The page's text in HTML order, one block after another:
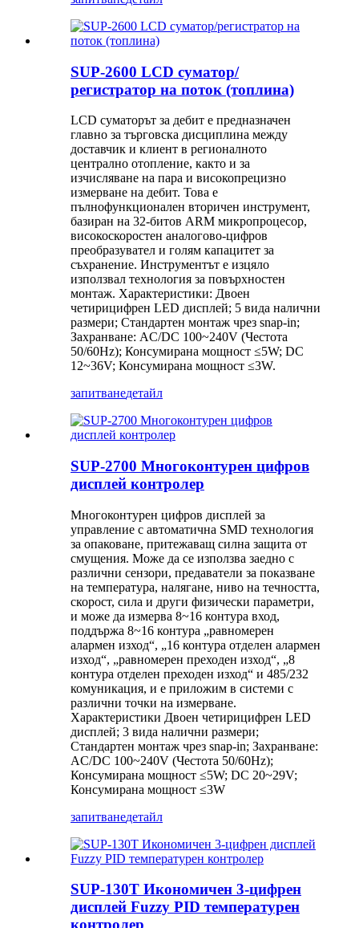
SUP-2600 LCD суматор/
регистратор на поток (топлина)
LCD суматорът за дебит е предназначен
главно за търговска дисциплина между
доставчик и клиент в регионалното
централно отопление, както и за
изчисляване на пара и високопрецизно
измерване на дебит. Това е
пълнофункционален вторичен инструмент,
базиран на 32-битов ARM микропроцесор,
високоскоростен аналогово-цифров
преобразувател и голям капацитет за
съхранение. Инструментът е изцяло
използвал технология за повърхностен
монтаж. Характеристики: Двоен
четирицифрен LED дисплей; 5 вида налични
размери; Стандартен монтаж чрез snap-in;
Захранване: AC/DC 100~240V (Честота
50/60Hz); Консумирана мощност ≤5W; DC
12~36V; Консумирана мощност ≤3W.
запитванедетайл
SUP-2700 Многоконтурен цифров
дисплей контролер
Многоконтурен цифров дисплей за
управление с автоматична SMD технология
за опаковане, притежаващ силна защита от
смущения. Може да се използва заедно с
различни сензори, предаватели за показване
на температура, налягане, ниво на течността,
скорост, сила и други физически параметри,
и може да измерва 8~16 контура вход,
поддържа 8~16 контура „равномерен
алармен изход“, „16 контура отделен алармен
изход“, „равномерен преходен изход“, „8
контура отделен преходен изход“ и 485/232
комуникация, и е приложим в системи с
различни точки на измерване.
Характеристики Двоен четирицифрен LED
дисплей; 3 вида налични размери;
Стандартен монтаж чрез snap-in; Захранване:
AC/DC 100~240V (Честота 50/60Hz);
Консумирана мощност ≤5W; DC 20~29V;
Консумирана мощност ≤3W
запитванедетайл
SUP-130T Икономичен 3-цифрен
дисплей Fuzzy PID температурен